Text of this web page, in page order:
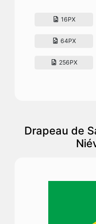
16PX
64PX
256PX
Drapeau de